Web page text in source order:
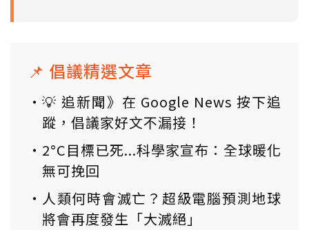
📌 倡議精選文章
💡 追新聞》在 Google News 按下追
蹤，倡議家好文不漏接！
2°C目標已死...科學家宣布：全球暖化
無可挽回
人類何時會滅亡？超級電腦預測地球
將會再度發生「大滅絕」